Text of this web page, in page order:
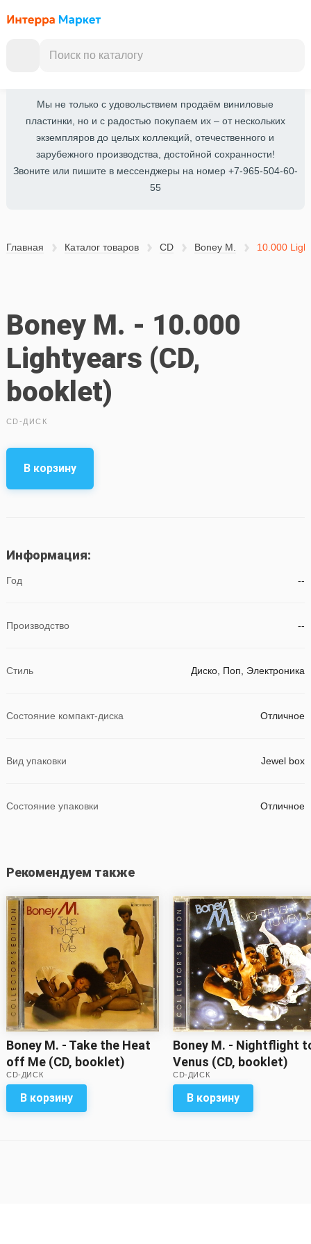
Мы не только с удовольствием продаём виниловые
пластинки, но и с радостью покупаем их – от нескольких
экземпляров до целых коллекций, отечественного и
зарубежного производства, достойной сохранности!
Звоните или пишите в мессенджеры на номер +7-965-504-60-
55
Главная Каталог товаров CD Boney M. 10.000
Boney M. - 10.000
Lightyears (CD,
booklet)
CD-ДИСК
В корзину
Информация:
Год --
Производство --
Стиль Диско, Поп, Электроника
Состояние компакт-диска Отличное
Вид упаковки Jewel box
Состояние упаковки Отличное
Рекомендуем также
Boney M. - Take the Heat
off Me (CD, booklet)
CD-ДИСК
В корзину
Boney M. - Nightflight
Venus (CD, booklet)
CD-ДИСК
В корзину